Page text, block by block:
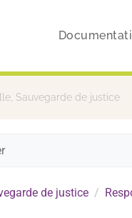
Sauvegarde de justice
de justice